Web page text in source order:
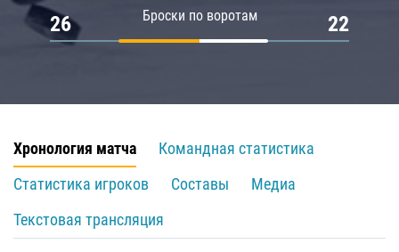
Броски по воротам
26 22
Хронология матча
Командная статистика
Статистика игроков
Составы
Медиа
Текстовая трансляция